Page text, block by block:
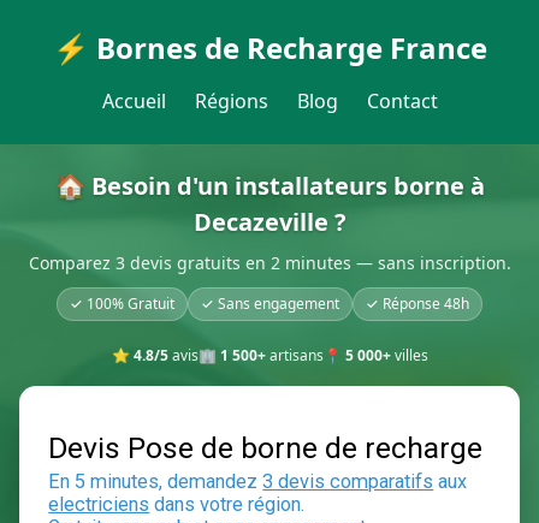
⚡ Bornes de Recharge France
Accueil Régions Blog Contact
🏠 Besoin d'un installateurs borne à
Decazeville ?
Comparez 3 devis gratuits en 2 minutes — sans inscription.
✓ 100% Gratuit ✓ Sans engagement ✓ Réponse 48h
⭐ 4.8/5avis🏢 1 500+artisans 📍 5 000+villes